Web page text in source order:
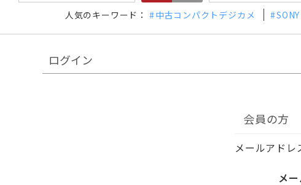
人気のキーワード： 中古コンパクトデジカメ
ログイン
会員の方
メールアドレ
メ